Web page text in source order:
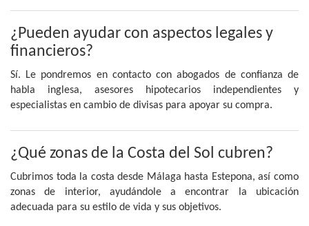
¿Pueden ayudar con aspectos legales y
financieros?
Sí. Le pondremos en contacto con abogados de confianza de
habla inglesa, asesores hipotecarios independientes y
especialistas en cambio de divisas para apoyar su compra.
¿Qué zonas de la Costa del Sol cubren?
Cubrimos toda la costa desde Málaga hasta Estepona, así como
zonas de interior, ayudándole a encontrar la ubicación
adecuada para su estilo de vida y sus objetivos.